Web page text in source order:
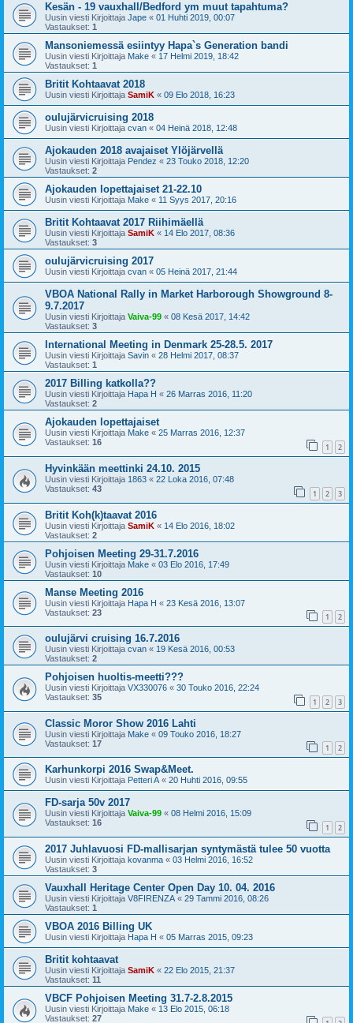
Kesän - 19 vauxhall/Bedford ym muut tapahtuma?
Uusin viesti Kirjoittaja Jape « 01 Huhti 2019, 00:07
Vastaukset: 1
Mansoniemessä esiintyy Hapa`s Generation bandi
Uusin viesti Kirjoittaja Make « 17 Helmi 2019, 18:42
Vastaukset: 1
Britit Kohtaavat 2018
Uusin viesti Kirjoittaja SamiK « 09 Elo 2018, 16:23
oulujärvicruising 2018
Uusin viesti Kirjoittaja cvan « 04 Heinä 2018, 12:48
Ajokauden 2018 avajaiset Ylöjärvellä
Uusin viesti Kirjoittaja Pendez « 23 Touko 2018, 12:20
Vastaukset: 2
Ajokauden lopettajaiset 21-22.10
Uusin viesti Kirjoittaja Make « 11 Syys 2017, 20:16
Britit Kohtaavat 2017 Riihimäellä
Uusin viesti Kirjoittaja SamiK « 14 Elo 2017, 08:36
Vastaukset: 3
oulujärvicruising 2017
Uusin viesti Kirjoittaja cvan « 05 Heinä 2017, 21:44
VBOA National Rally in Market Harborough Showground 8-
9.7.2017
Uusin viesti Kirjoittaja Vaiva-99 « 08 Kesä 2017, 14:42
Vastaukset: 3
International Meeting in Denmark 25-28.5. 2017
Uusin viesti Kirjoittaja Savin « 28 Helmi 2017, 08:37
Vastaukset: 1
2017 Billing katkolla??
Uusin viesti Kirjoittaja Hapa H « 26 Marras 2016, 11:20
Vastaukset: 2
Ajokauden lopettajaiset
Uusin viesti Kirjoittaja Make « 25 Marras 2016, 12:37
Vastaukset: 16 1 2
Hyvinkään meettinki 24.10. 2015
Uusin viesti Kirjoittaja 1863 « 22 Loka 2016, 07:48
Vastaukset: 43 1 2 3
Britit Koh(k)taavat 2016
Uusin viesti Kirjoittaja SamiK « 14 Elo 2016, 18:02
Vastaukset: 2
Pohjoisen Meeting 29-31.7.2016
Uusin viesti Kirjoittaja Make « 03 Elo 2016, 17:49
Vastaukset: 10
Manse Meeting 2016
Uusin viesti Kirjoittaja Hapa H « 23 Kesä 2016, 13:07
Vastaukset: 23 1 2
oulujärvi cruising 16.7.2016
Uusin viesti Kirjoittaja cvan « 19 Kesä 2016, 00:53
Vastaukset: 2
Pohjoisen huoltis-meetti???
Uusin viesti Kirjoittaja VX330076 « 30 Touko 2016, 22:24
Vastaukset: 35 1 2 3
Classic Moror Show 2016 Lahti
Uusin viesti Kirjoittaja Make « 09 Touko 2016, 18:27
Vastaukset: 17 1 2
Karhunkorpi 2016 Swap&Meet.
Uusin viesti Kirjoittaja Petteri A« 20 Huhti 2016, 09:55
FD-sarja 50v 2017
Uusin viesti Kirjoittaja Vaiva-99 « 08 Helmi 2016, 15:09
Vastaukset: 16 1 2
2017 Juhlavuosi FD-mallisarjan syntymästä tulee 50 vuotta
Uusin viesti Kirjoittaja kovanma « 03 Helmi 2016, 16:52
Vastaukset: 3
Vauxhall Heritage Center Open Day 10. 04. 2016
Uusin viesti Kirjoittaja V8FIRENZA « 29 Tammi 2016, 08:26
Vastaukset: 1
VBOA 2016 Billing UK
Uusin viesti Kirjoittaja Hapa H « 05 Marras 2015, 09:23
Britit kohtaavat
Uusin viesti Kirjoittaja SamiK « 22 Elo 2015, 21:37
Vastaukset: 11
VBCF Pohjoisen Meeting 31.7-2.8.2015
Uusin viesti Kirjoittaja Make « 13 Elo 2015, 06:18
Vastaukset: 27